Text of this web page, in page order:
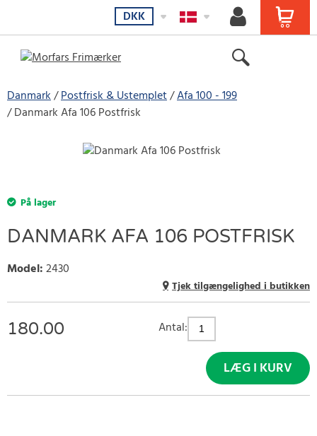
DKK
Danmark Postfrisk & Ustemplet Afa 100 - 199
Danmark Afa 106 Postfrisk
På lager
DANMARK AFA 106 POSTFRISK
Model:2430
Tjek tilgængelighed i butikken
180.00 Antal:
LÆG I KURV